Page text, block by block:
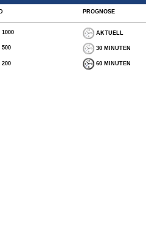
PROGNOSE
1000 AKTUELL
500 30 MINUTEN
200 60 MINUTEN